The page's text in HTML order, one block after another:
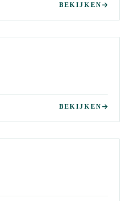
BEKIJKEN
BEKIJKEN